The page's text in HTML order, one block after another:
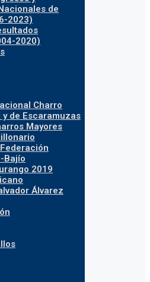
de
2023)
2020)
Charro
de Escaramuzas
Mayores
Bajío
2019
Álvarez